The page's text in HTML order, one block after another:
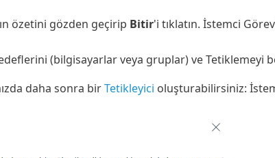
özetini gözden geçirip Bitir'i tıklatın. İstemci
(bilgisayarlar veya gruplar) ve Tetiklemeyi
daha sonra birTetikleyici oluşturabilirsiniz: